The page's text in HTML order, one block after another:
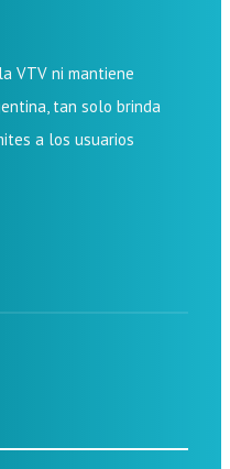
VTV ni mantiene
tan solo brinda
a los usuarios